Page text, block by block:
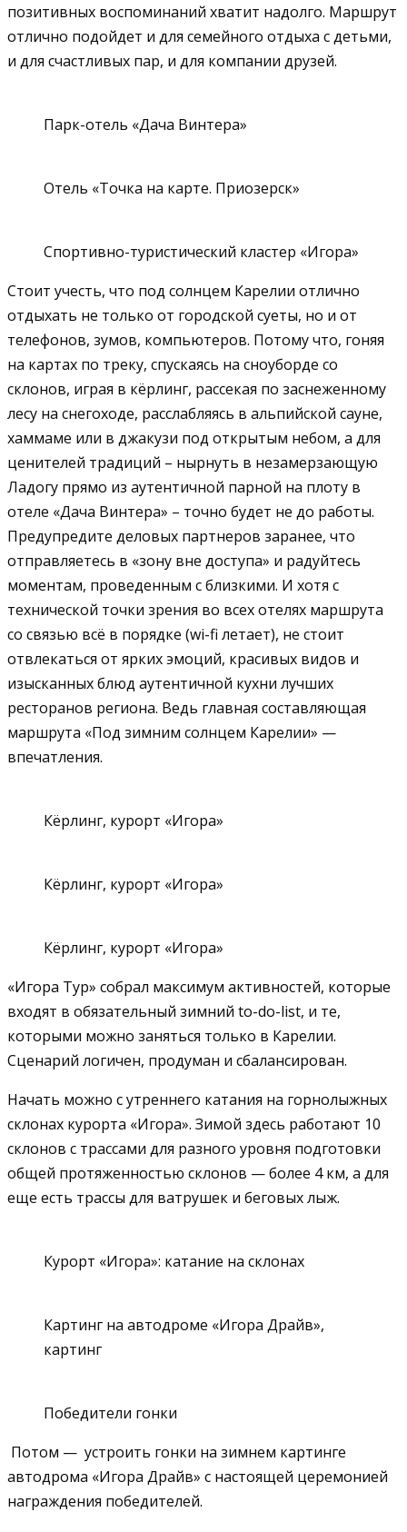
позитивных воспоминаний хватит надолго. Маршрут
отлично подойдет и для семейного отдыха с детьми,
и для счастливых пар, и для компании друзей.
Парк-отель «Дача Винтера»
Отель «Точка на карте. Приозерск»
Спортивно-туристический кластер «Игора»
Стоит учесть, что под солнцем Карелии отлично
отдыхать не только от городской суеты, но и от
телефонов, зумов, компьютеров. Потому что, гоняя
на картах по треку, спускаясь на сноуборде со
склонов, играя в кёрлинг, рассекая по заснеженному
лесу на снегоходе, расслабляясь в альпийской сауне,
хаммаме или в джакузи под открытым небом, а для
ценителей традиций – нырнуть в незамерзающую
Ладогу прямо из аутентичной парной на плоту в
отеле «Дача Винтера» – точно будет не до работы.
Предупредите деловых партнеров заранее, что
отправляетесь в «зону вне доступа» и радуйтесь
моментам, проведенным с близкими. И хотя с
технической точки зрения во всех отелях маршрута
со связью всё в порядке (wi-fi летает), не стоит
отвлекаться от ярких эмоций, красивых видов и
изысканных блюд аутентичной кухни лучших
ресторанов региона. Ведь главная составляющая
маршрута «Под зимним солнцем Карелии» —
впечатления.
Кёрлинг, курорт «Игора»
Кёрлинг, курорт «Игора»
Кёрлинг, курорт «Игора»
«Игора Тур» собрал максимум активностей, которые
входят в обязательный зимний to-do-list, и те,
которыми можно заняться только в Карелии.
Сценарий логичен, продуман и сбалансирован.
Начать можно с утреннего катания на горнолыжных
склонах курорта «Игора». Зимой здесь работают 10
склонов с трассами для разного уровня подготовки
общей протяженностью склонов — более 4 км, а для
еще есть трассы для ватрушек и беговых лыж.
Курорт «Игора»: катание на склонах
Картинг на автодроме «Игора Драйв»,
картинг
Победители гонки
Потом — устроить гонки на зимнем картинге
автодрома «Игора Драйв» с настоящей церемонией
награждения победителей.